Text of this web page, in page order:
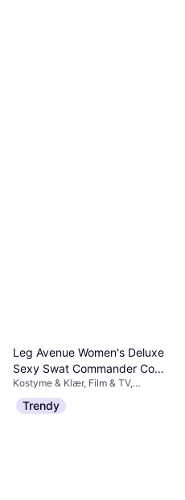
Leg Avenue Women's Deluxe
Sexy Swat Commander Cop
Costume
Kostyme & Klær, Film & TV,
Uniformer & Yrker, Dame, Annen
Film & TV Militær
1 089 kr
4 butikker
Trendy